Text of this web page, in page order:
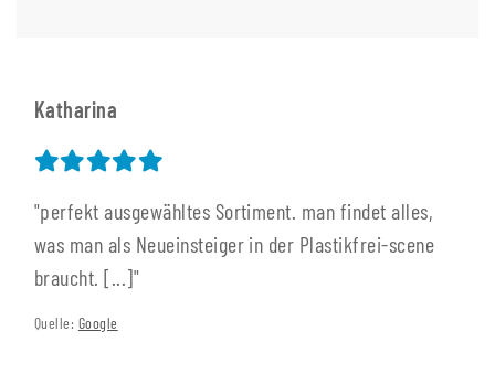
Katharina
"perfekt ausgewähltes Sortiment. man findet alles,
was man als Neueinsteiger in der Plastikfrei-scene
braucht. [...]"
Quelle: Google